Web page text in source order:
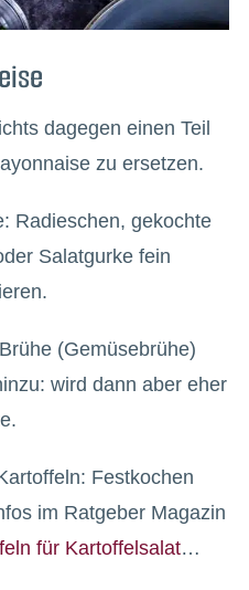
dagegen einen Teil
zu ersetzen.
Radieschen, gekochte
Salatgurke fein
(Gemüsebrühe)
wird dann aber eher
Festkochen
im Ratgeber Magazin
für Kartoffelsalat…